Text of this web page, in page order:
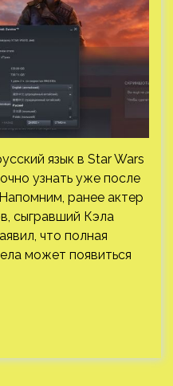
язык в Star Wars
узнать уже после
ранее актер
сыгравший Кэла
что полная
может появиться